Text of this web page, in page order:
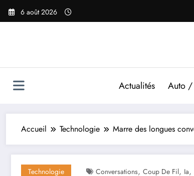
Aller
6 août 2026
Actualités Auto
Accueil Technologie Marre des longues
Technologie Conversations, Coup De Fil, Ia,